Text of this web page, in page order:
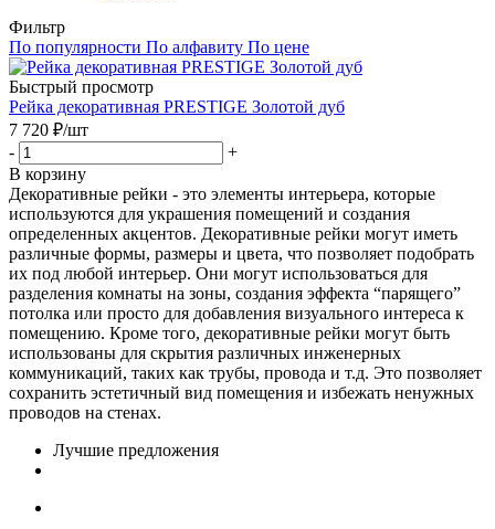
Фильтр
По популярности По алфавиту По цене
Быстрый просмотр
Рейка декоративная PRESTIGE Золотой дуб
7 720 ₽/шт
-
+
В корзину
Декоративные рейки - это элементы интерьера, которые
используются для украшения помещений и создания
определенных акцентов. Декоративные рейки могут иметь
различные формы, размеры и цвета, что позволяет подобрать
их под любой интерьер. Они могут использоваться для
разделения комнаты на зоны, создания эффекта “парящего”
потолка или просто для добавления визуального интереса к
помещению. Кроме того, декоративные рейки могут быть
использованы для скрытия различных инженерных
коммуникаций, таких как трубы, провода и т.д. Это позволяет
сохранить эстетичный вид помещения и избежать ненужных
проводов на стенах.
Лучшие предложения